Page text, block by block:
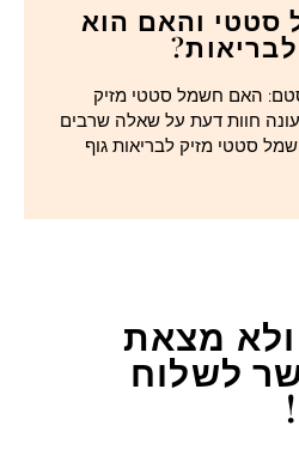
סטטי והאם הוא
האם חשמל סטטי מזיק
חוות דעת על שאלה שרבים
סטטי מזיק לבריאות גוף
מצאת
לשלוח